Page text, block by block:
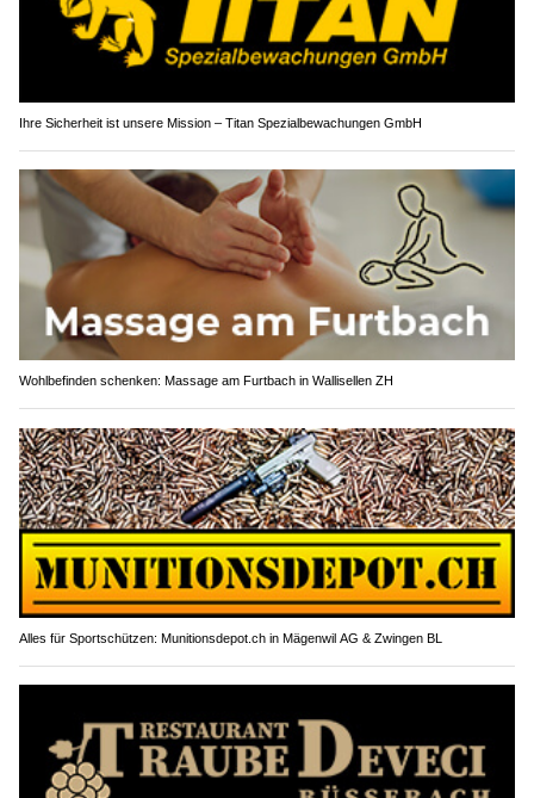
Ihre Sicherheit ist unsere Mission – Titan Spezialbewachungen GmbH
Wohlbefinden schenken: Massage am Furtbach in Wallisellen ZH
Alles für Sportschützen: Munitionsdepot.ch in Mägenwil AG & Zwingen BL